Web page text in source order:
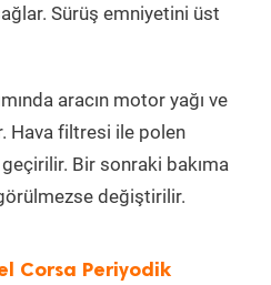
Sürüş emniyetini üst
aracın motor yağı ve
Hava filtresi ile polen
Bir sonraki bakıma
değiştirilir.
Corsa Periyodik